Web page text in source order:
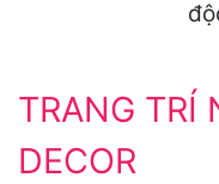
TRANG TRÍ
DECOR